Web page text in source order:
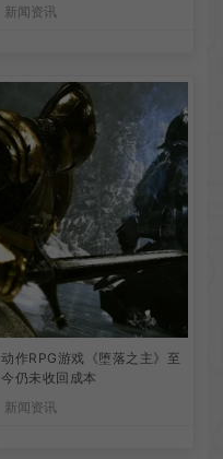
新闻资讯
动作RPG游戏《堕落之主》至
今仍未收回成本
新闻资讯